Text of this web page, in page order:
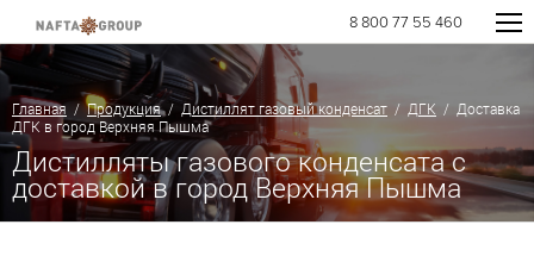
8 800 77 55 460
Главная /Продукция/ Дистиллят газовый конденсат / ДГК / Доставка
ДГК в город Верхняя Пышма
Дистилляты газового конденсата с
доставкой в город Верхняя Пышма